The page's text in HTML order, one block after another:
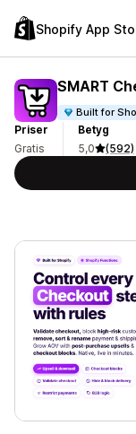
Shopify App
SMART
Built for
Priser
Gratis
Betyg
5,0
(592)